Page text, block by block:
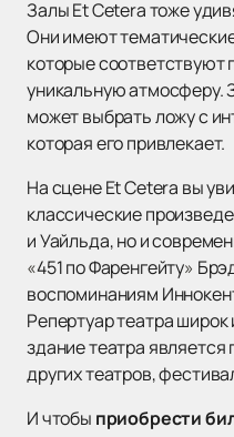
Залы Et Cetera тоже
Они имеют
которые
уникальную атмосферу.
может выбрать ложу с
которая его привлекает.
На сцене Et Cetera вы
классические
и Уайльда, но и
«451 по Фаренгейту»
воспоминаниям
Репертуар театра
здание театра
других театров,
И чтобы приобрести